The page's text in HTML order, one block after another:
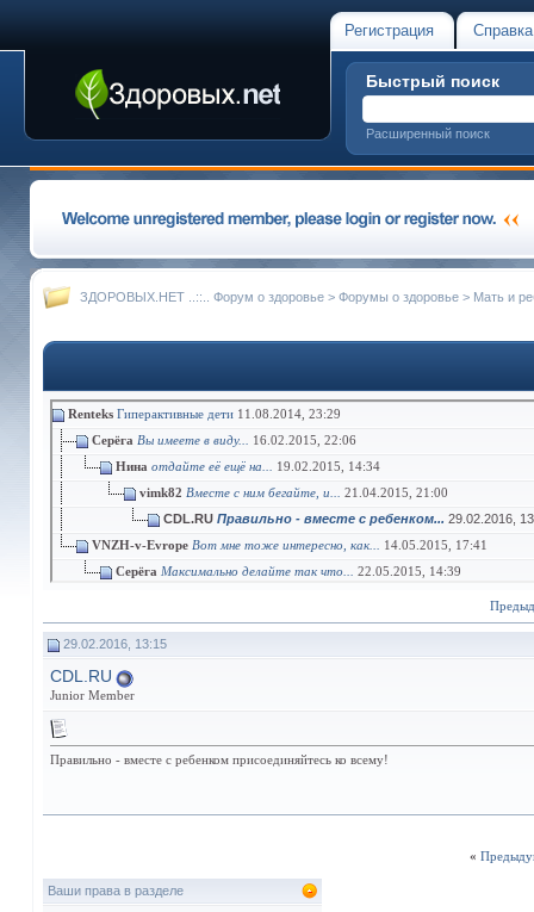
Регистрация Справка
Быстрый поиск
Расширенный поиск
ЗДОРОВЫХ.НЕТ ..::.. Форум о здоровье > Форумы о здоровье > Мать и
Renteks Гиперактивные дети 11.08.2014, 23:29
Серёга Вы имеете в виду... 16.02.2015, 22:06
Нина отдайте её ещё на... 19.02.2015, 14:34
vimk82 Вместе с ним бегайте, и... 21.04.2015, 21:00
CDL.RU Правильно - вместе с ребенком... 29.02.2016,
VNZH-v-Evrope Вот мне тоже интересно, как... 14.05.2015, 17:41
Серёга Максимально делайте так что... 22.05.2015, 14:39
Зара Почему только прогулки?...19.06.2015,17:36
29.02.2016, 13:15
CDL.RU
Junior Member
Правильно - вместе с ребенком присоединяйтесь ко всему!
«
Ваши права в разделе